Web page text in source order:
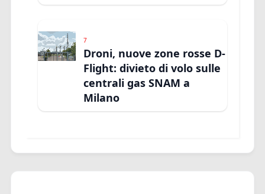
7
Droni, nuove zone rosse D-
Flight: divieto di volo sulle
centrali gas SNAM a
Milano